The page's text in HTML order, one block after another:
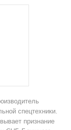
спецтехники.
признание